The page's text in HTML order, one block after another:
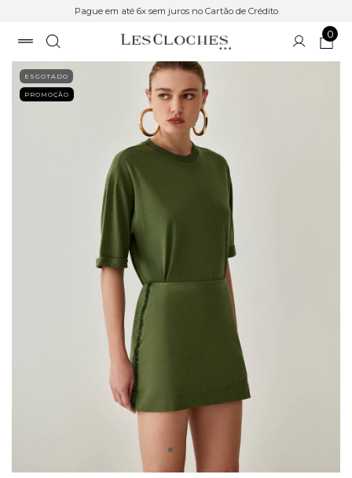
Pague em até 6x sem juros no Cartão de Crédito
0
ESGOTADO
PROMOÇÃO